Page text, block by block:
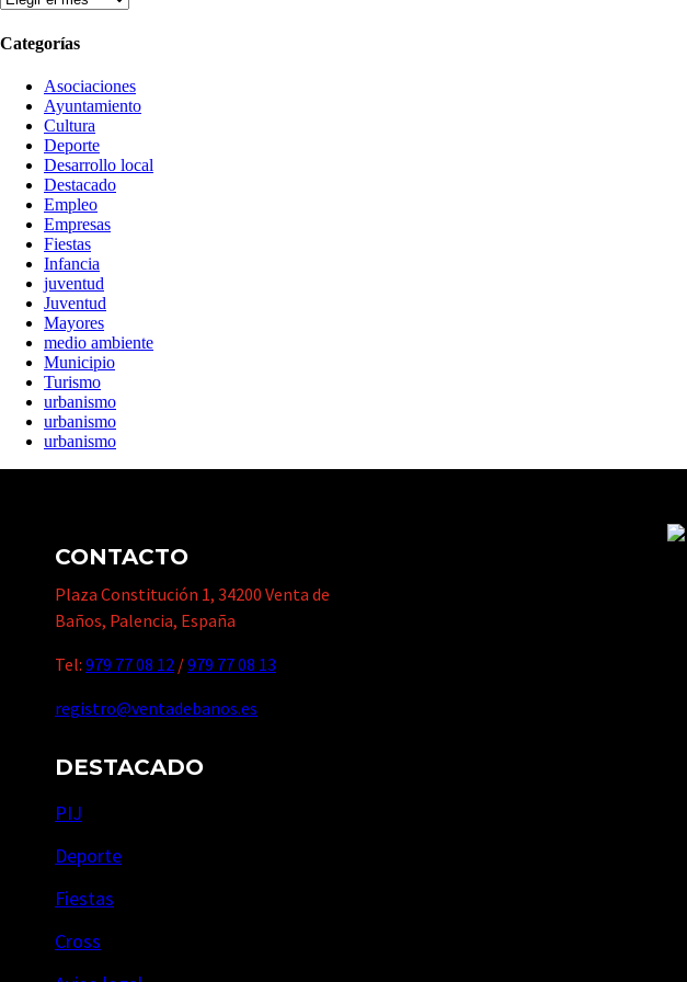
Categorías
Asociaciones
Ayuntamiento
Cultura
Deporte
Desarrollo local
Destacado
Empleo
Empresas
Fiestas
Infancia
juventud
Juventud
Mayores
medio ambiente
Municipio
Turismo
urbanismo
urbanismo
urbanismo
CONTACTO
Plaza Constitución 1, 34200 Venta de
Baños, Palencia, España
Tel: 979 77 08 12 /979 77 08 13
registro@ventadebanos.es
DESTACADO
PIJ
Deporte
Fiestas
Cross